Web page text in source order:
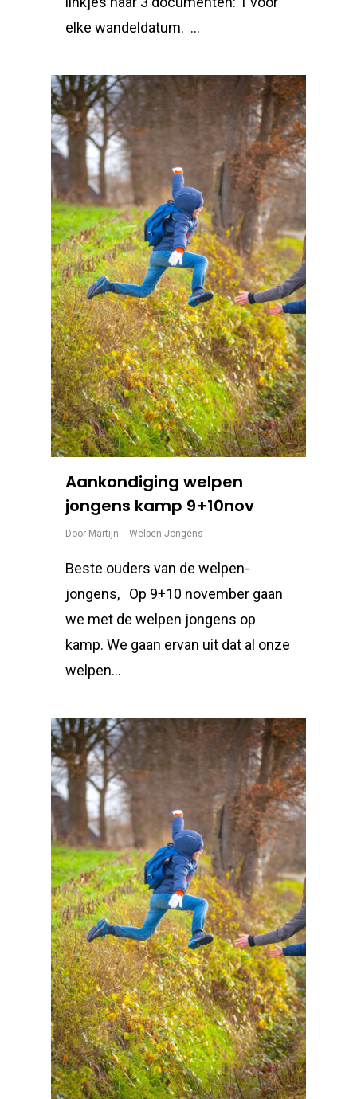
elke wandeldatum. …
Aankondiging welpen
jongens kamp 9+10nov
Door Martijn Welpen Jongens
Beste ouders van de welpen-
jongens, Op 9+10 november gaan
we met de welpen jongens op
kamp. We gaan ervan uit dat al onze
welpen…